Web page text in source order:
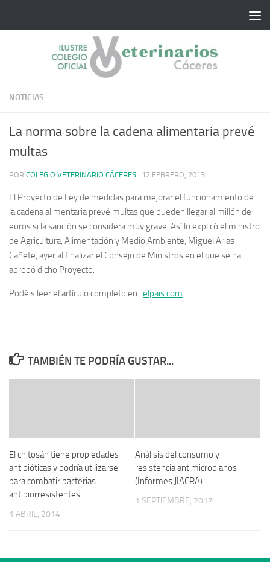
NOTICIAS
La norma sobre la cadena alimentaria prevé
multas
POR COLEGIO VETERINARIO CÁCERES · 12 FEBRERO, 2013
El Proyecto de Ley de medidas para mejorar el funcionamiento de
la cadena alimentaria prevé multas que pueden llegar al millón de
euros si la sanción se considera muy grave. Así lo explicó el ministro
de Agricultura, Alimentación y Medio Ambiente, Miguel Arias
Cañete, ayer al finalizar el Consejo de Ministros en el que se ha
aprobó dicho Proyecto.
Podéis leer el artículo completo en : elpais.com
TAMBIÉN TE PODRÍA GUSTAR...
El chitosán tiene propiedades
antibióticas y podría utilizarse
para combatir bacterias
antibiorresistentes
1 ABRIL, 2014
Análisis del consumo y
resistencia antimicrobianos
(Informes JIACRA)
1 SEPTIEMBRE, 2017